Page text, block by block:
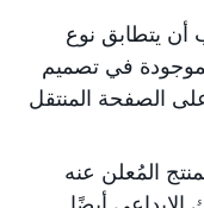
أن يتطابق نوع
في تصميم
الصفحة المنتقل
المُعلن عنه